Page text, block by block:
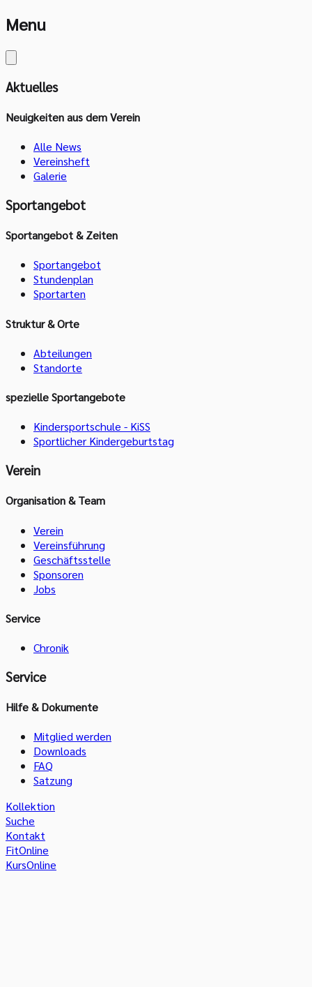
Menu
Aktuelles
Neuigkeiten aus dem Verein
Alle News
Vereinsheft
Galerie
Sportangebot
Sportangebot & Zeiten
Sportangebot
Stundenplan
Sportarten
Struktur & Orte
Abteilungen
Standorte
spezielle Sportangebote
Kindersportschule - KiSS
Sportlicher Kindergeburtstag
Verein
Organisation & Team
Verein
Vereinsführung
Geschäftsstelle
Sponsoren
Jobs
Service
Chronik
Service
Hilfe & Dokumente
Mitglied werden
Downloads
FAQ
Satzung
Kollektion
Suche
Kontakt
FitOnline
KursOnline